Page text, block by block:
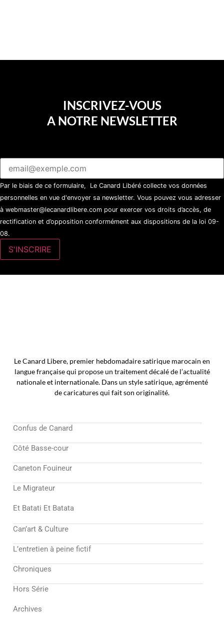
INSCRIVEZ-VOUS
A NOTRE NEWSLETTER
Par le biais de ce formulaire, Le Canard Libéré collecte vos données
personnelles en vue d'envoyer sa newsletter. Vous pouvez vous adresser
à webmaster@lecanardlibere.com pour exercer vos droits d’accès, de
rectification et d’opposition conformément aux dispositions de la loi 09-
08.
Le Canard Libere, premier hebdomadaire satirique marocain en
langue française qui propose un traitement décalé de l’actualité
nationale et internationale. Dans un style satirique, agrémenté
de caricatures qui fait son originalité.
Confus de Canard
Côté Basse-cour
Caneton Fouineur
Le Migrateur
Et Batati Et Batata
Can’art & Culture
L’entretien à peine fictif
Chroniques
Hors Série
Archives